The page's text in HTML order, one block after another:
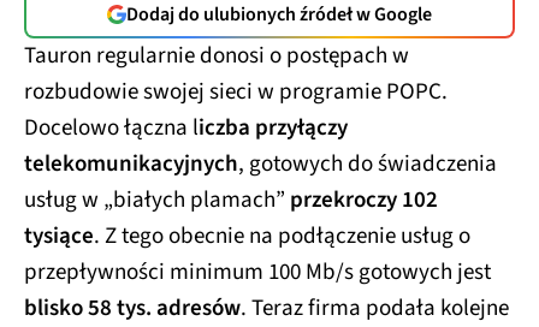
Dodaj do ulubionych źródeł w Google
Tauron regularnie donosi o postępach w
rozbudowie swojej sieci w programie POPC.
Docelowo łączna liczba przyłączy
telekomunikacyjnych, gotowych do świadczenia
usług w „białych plamach” przekroczy 102
tysiące. Z tego obecnie na podłączenie usług o
przepływności minimum 100 Mb/s gotowych jest
blisko 58 tys. adresów. Teraz firma podała kolejne